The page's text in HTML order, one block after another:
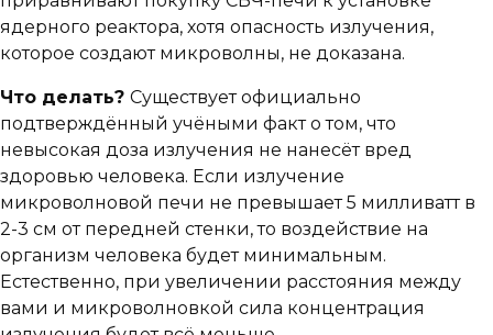
ядерного реактора, хотя опасность излучения,
которое создают микроволны, не доказана.
Что делать? Существует официально
подтверждённый учёными факт о том, что
невысокая доза излучения не нанесёт вред
здоровью человека. Если излучение
микроволновой печи не превышает 5 милливатт в
2-3 см от передней стенки, то воздействие на
организм человека будет минимальным.
Естественно, при увеличении расстояния между
вами и микроволновкой сила концентрация